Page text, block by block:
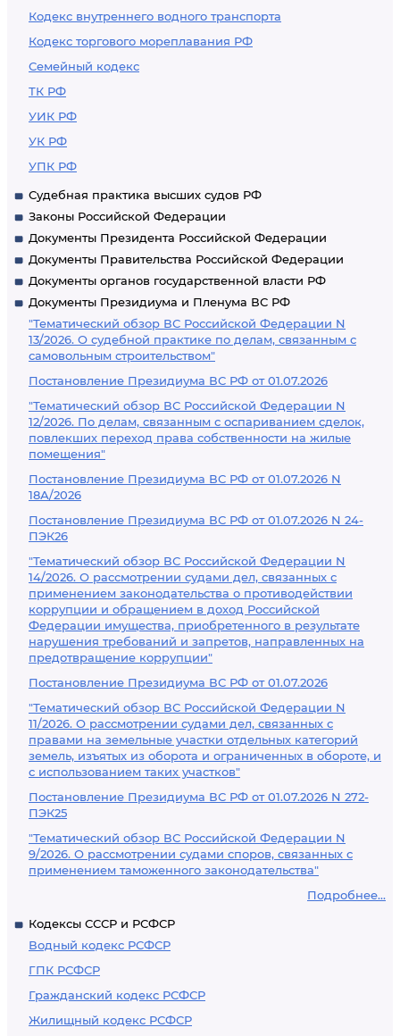
Кодекс внутреннего водного транспорта
Кодекс торгового мореплавания РФ
Семейный кодекс
ТК РФ
УИК РФ
УК РФ
УПК РФ
Судебная практика высших судов РФ
Законы Российской Федерации
Документы Президента Российской Федерации
Документы Правительства Российской Федерации
Документы органов государственной власти РФ
Документы Президиума и Пленума ВС РФ
"Тематический обзор ВС Российской Федерации N
13/2026. О судебной практике по делам, связанным с
самовольным строительством"
Постановление Президиума ВС РФ от 01.07.2026
"Тематический обзор ВС Российской Федерации N
12/2026. По делам, связанным с оспариванием сделок,
повлекших переход права собственности на жилые
помещения"
Постановление Президиума ВС РФ от 01.07.2026 N
18А/2026
Постановление Президиума ВС РФ от 01.07.2026 N 24-
ПЭК26
"Тематический обзор ВС Российской Федерации N
14/2026. О рассмотрении судами дел, связанных с
применением законодательства о противодействии
коррупции и обращением в доход Российской
Федерации имущества, приобретенного в результате
нарушения требований и запретов, направленных на
предотвращение коррупции"
Постановление Президиума ВС РФ от 01.07.2026
"Тематический обзор ВС Российской Федерации N
11/2026. О рассмотрении судами дел, связанных с
правами на земельные участки отдельных категорий
земель, изъятых из оборота и ограниченных в обороте, и
с использованием таких участков"
Постановление Президиума ВС РФ от 01.07.2026 N 272-
ПЭК25
"Тематический обзор ВС Российской Федерации N
9/2026. О рассмотрении судами споров, связанных с
применением таможенного законодательства"
Подробнее...
Кодексы СССР и РСФСР
Водный кодекс РСФСР
ГПК РСФСР
Гражданский кодекс РСФСР
Жилищный кодекс РСФСР